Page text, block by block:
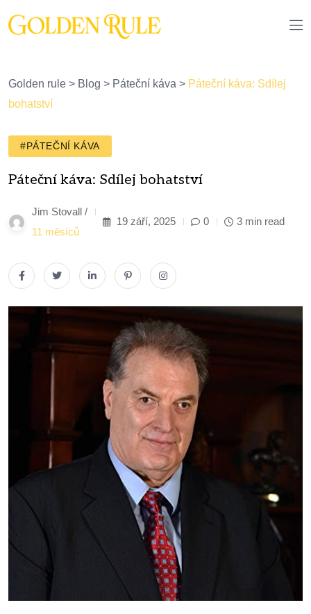
Golden rule > Blog > Páteční káva > Páteční káva: Sdílej
bohatství
#PÁTEČNÍ KÁVA
Páteční káva: Sdílej bohatství
Jim Stovall /
11 měsíců
19 září, 2025 0 3 min read